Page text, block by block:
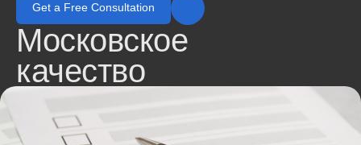
Get a Free Consultation
Московское
качество